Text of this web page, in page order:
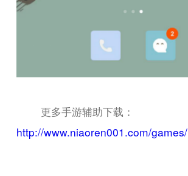
更多手游辅助下载：
http://www.niaoren001.com/games/